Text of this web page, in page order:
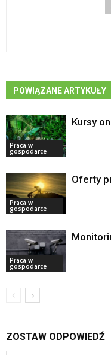
POWIĄZANE ARTYKUŁY
Praca w
gospodarce
Kursy
Praca w
gospodarce
Oferty
Praca w
gospodarce
ZOSTAW ODPOWIEDŹ